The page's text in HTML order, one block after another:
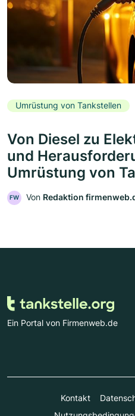
Umrüstung von Tankstellen
Von Diesel zu
und
Umrüstung von
FW Von Redaktion
Ein Portal von Firmenweb.de
Kontakt